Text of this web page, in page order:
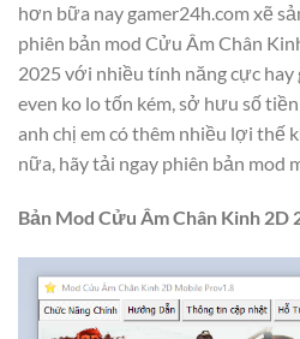
hơn bữa nay gamer24h.com xẽ
phiên bản mod Cửu Âm Chân
2025 với nhiều tính năng cực hay
even ko lo tốn kém, sở hưu số
anh chị em có thêm nhiều lợi thế
nữa, hãy tải ngay phiên bản mod
Bản Mod Cửu Âm Chân Kinh 2D